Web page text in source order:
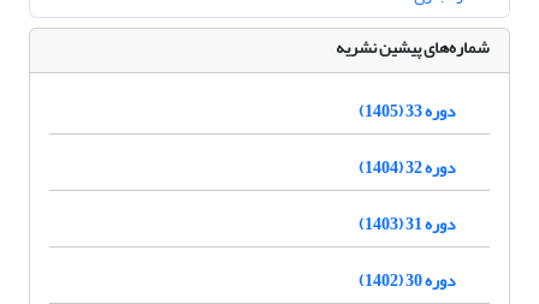
شماره‌های پیشین نشریه
دوره 33 (1405)
دوره 32 (1404)
دوره 31 (1403)
دوره 30 (1402)